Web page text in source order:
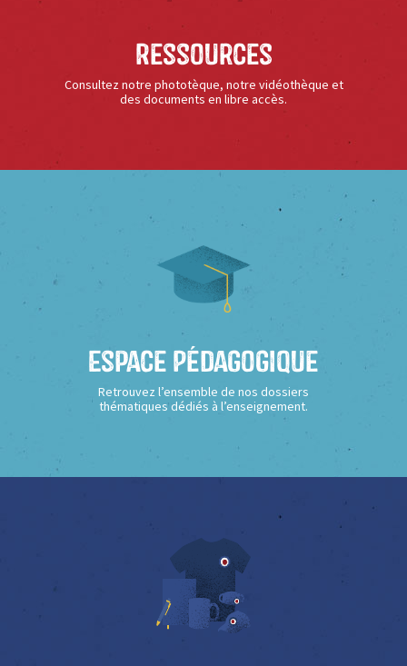
Ressources
Consultez notre phototèque, notre vidéothèque et
des documents en libre accès.
Espace Pédagogique
Retrouvez l’ensemble de nos dossiers
thématiques dédiés à l’enseignement.